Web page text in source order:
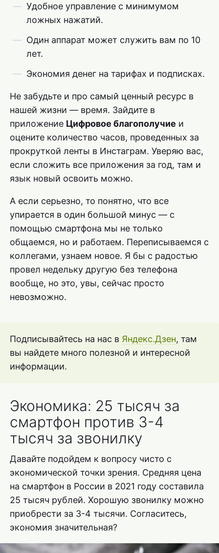
Удобное управление с минимумом
ложных нажатий.
Один аппарат может служить вам по 10
лет.
Экономия денег на тарифах и подписках.
Не забудьте и про самый ценный ресурс в
нашей жизни — время. Зайдите в
приложение Цифровое благополучие и
оцените количество часов, проведенных за
прокруткой ленты в Инстаграм. Уверяю вас,
если сложить все приложения за год, там и
язык новый освоить можно.
А если серьезно, то понятно, что все
упирается в один большой минус — с
помощью смартфона мы не только
общаемся, но и работаем. Переписываемся с
коллегами, узнаем новое. Я бы с радостью
провел недельку другую без телефона
вообще, но это, увы, сейчас просто
невозможно.
Подписывайтесь на нас в Яндекс.Дзен, там
вы найдете много полезной и интересной
информации.
Экономика: 25 тысяч за
смартфон против 3-4
тысяч за звонилку
Давайте подойдем к вопросу чисто с
экономической точки зрения. Средняя цена
на смартфон в России в 2021 году составила
25 тысяч рублей. Хорошую звонилку можно
приобрести за 3-4 тысячи. Согласитесь,
экономия значительная?